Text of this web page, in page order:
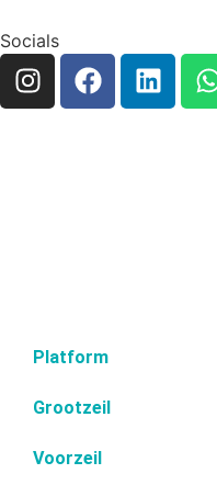
Socials
Platform
Grootzeil
Voorzeil